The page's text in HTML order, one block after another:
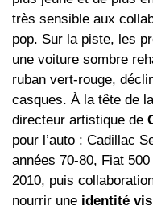
très sensible aux
pop. Sur la piste, les
une voiture sombre
ruban vert‑rouge,
casques. À la tête de
directeur artistique de
pour l’auto : Cadillac
années 70‑80, Fiat
2010, puis
nourrir une identité